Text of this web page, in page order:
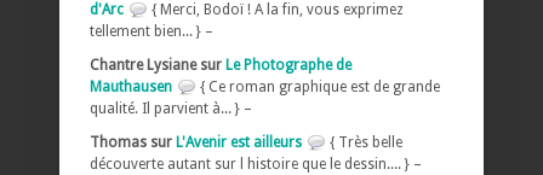
d'Arc
{ Merci, Bodoï ! A la fin, vous exprimez
tellement bien... } –
Chantre Lysiane sur Le Photographe de
Mauthausen
{ Ce roman graphique est de grande
qualité. Il parvient à... } –
Thomas sur L'Avenir est ailleurs
{ Très belle
découverte autant sur l histoire que le dessin.... } –